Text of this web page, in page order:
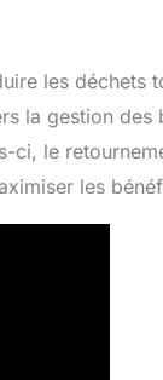
les déchets
la gestion
ci, le
les